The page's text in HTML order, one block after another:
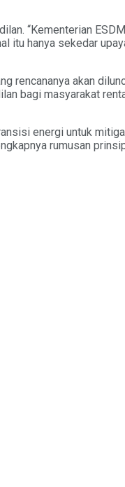
“Kementerian
itu hanya sekedar
rencananya akan
bagi masyarakat
energi untuk
rumusan